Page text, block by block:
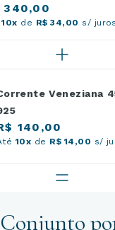
340,00
10x de R$ 34,00 s/ juros
Veneziana
140,00
10x de R$ 14,00 s/
Conjunto